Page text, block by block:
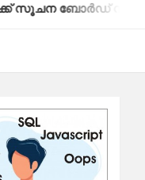
സ്ഥാപിച്ച്